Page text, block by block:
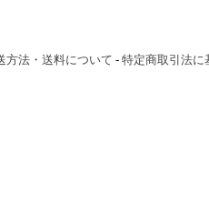
方法・送料について - 特定商取引法に